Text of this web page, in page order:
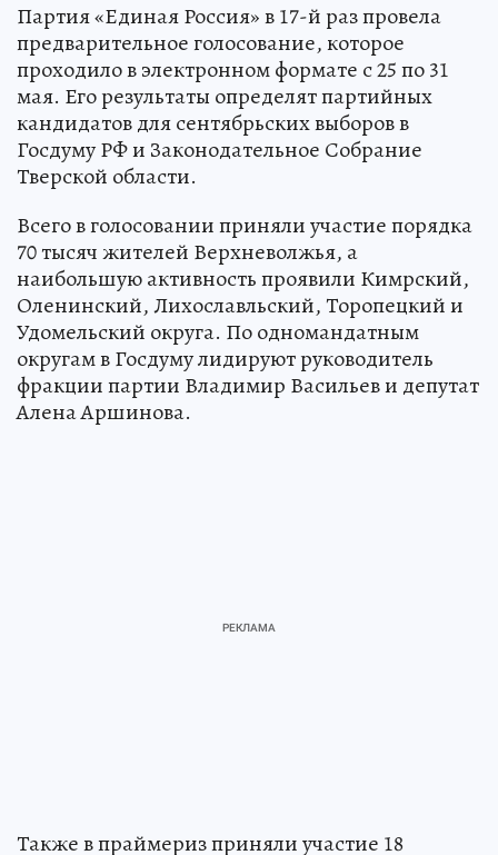
Партия «Единая Россия» в 17-й раз провела
предварительное голосование, которое
проходило в электронном формате с 25 по 31
мая. Его результаты определят партийных
кандидатов для сентябрьских выборов в
Госдуму РФ и Законодательное Собрание
Тверской области.
Всего в голосовании приняли участие порядка
70 тысяч жителей Верхневолжья, а
наибольшую активность проявили Кимрский,
Оленинский, Лихославльский, Торопецкий и
Удомельский округа. По одномандатным
округам в Госдуму лидируют руководитель
фракции партии Владимир Васильев и депутат
Алена Аршинова.
Также в праймериз приняли участие 18